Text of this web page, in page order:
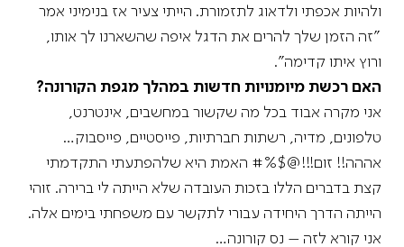
ולהיות אכפתי ולדאוג לתזמורת. הייתי צעיר אז בנימיני אמר
"זה הזמן שלך להרים את הדגל איפה שהשארנו לך אותו,
ורוץ איתו קדימה".
האם רכשת מיומנויות חדשות במהלך מגפת הקורונה?
אני מקרה אבוד בכל מה שקשור במחשבים, אינטרנט,
טלפונים, מדיה, רשתות חברתיות, פייסטיים, פייסבוק…
אההה!! זום!!!@$%# האמת היא שלהפתעתי התקדמתי
קצת בדברים הללו בזכות העובדה שלא הייתה לי ברירה. זוהי
הייתה הדרך היחידה עבורי לתקשר עם משפחתי בימים אלה.
אני קורא לזה – נס קורונה…